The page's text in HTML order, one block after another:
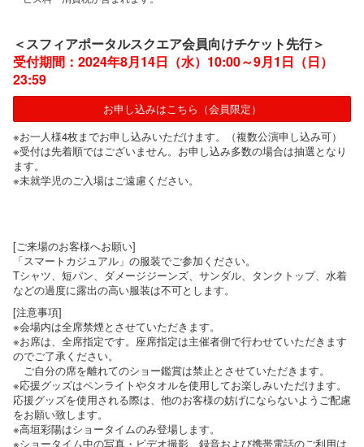
＜スフィアポータルスクエア会員向けチケット先行＞
受付期間：2024年8月14日（水）10:00～9月1日（日）
23:59
お申し込みはこちら（会員限定）
※お一人様4枚までお申し込みいただけます。（複数公演申し込み可）
※受付は先着順ではございません。お申し込み多数の場合は抽選となり
ます。
※未就学児のご入場はご遠慮ください。
[ご来場のお客様へお願い]
「スマートカジュアル」の服装でご参加ください。
Tシャツ、短パン、ダメージジーンズ、サンダル、タンクトップ、水着
などの過度に露出の高い服装は不可とします。
[注意事項]
※会場内は全席禁煙とさせていただきます。
※お席は、全席指定です。座席指定は主催者側で行わせていただきます
のでご了承ください。
ご自分の席を離れてのショー鑑賞は禁止とさせていただきます。
※応援グッズはペンライトやタオルを使用してお楽しみいただけます。
応援グッズを使用される際は、他のお客様の妨げにならないようご配慮
をお願い致します。
※高垣彩陽はショータイムのみ登場します。
※ショータイム中の写真・ビデオ撮影、録音および携帯電話のご利用は